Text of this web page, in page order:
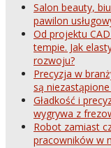
Salon beauty,
pawilon
Od projektu
tempie. Jak
rozwoju?
Precyzja w
są
Gładkość i
wygrywa z
Robot zamiast
pracowników w